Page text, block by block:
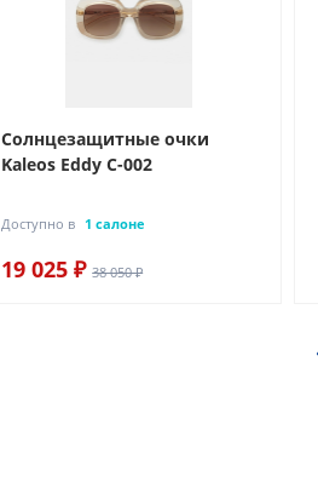
Солнцезащитные очки
Kaleos Eddy C-002
Доступно в 1 салоне
19 025 ₽ 38 050 ₽